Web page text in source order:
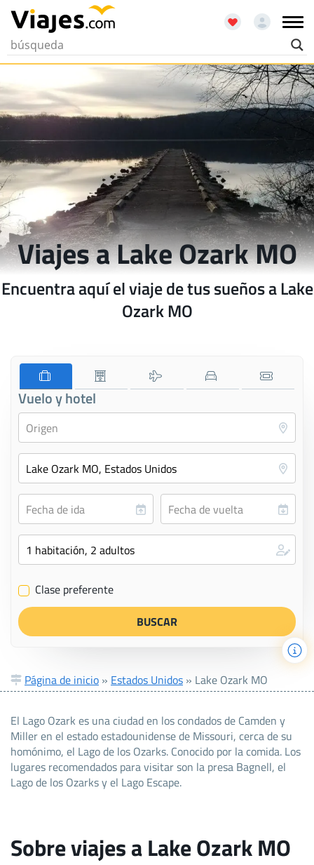
Viajes a Lake Ozark MO
Encuentra aquí el viaje de tus sueños a Lake
Ozark MO
Vuelo y hotel
✔ Clase preferente
Página de inicio » Estados Unidos » Lake Ozark MO
El Lago Ozark es una ciudad en los condados de Camden y
Miller en el estado estadounidense de Missouri, cerca de su
homónimo, el Lago de los Ozarks. Conocido por la comida. Los
lugares recomendados para visitar son la presa Bagnell, el
Lago de los Ozarks y el Lago Escape.
Sobre viajes a Lake Ozark MO